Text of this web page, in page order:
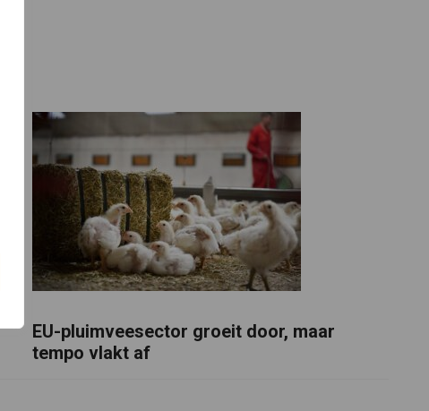
EU-pluimveesector groeit door, maar
tempo vlakt af